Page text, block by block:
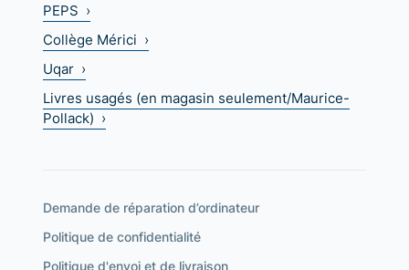
PEPS ›
Collège Mérici ›
Uqar ›
Livres usagés (en magasin seulement/Maurice-
Pollack) ›
Demande de réparation d’ordinateur
Politique de confidentialité
Politique d'envoi et de livraison